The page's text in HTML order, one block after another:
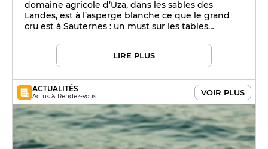
domaine agricole d’Uza, dans les sables des
Landes, est à l’asperge blanche ce que le grand
cru est à Sauternes : un must sur les tables
roman familial qui dure depuis 500 ans.
LIRE PLUS
ACTUALITÉS
Actus & Rendez-vous VOIR PLUS